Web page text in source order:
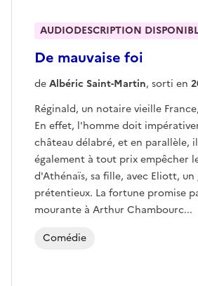
De mauvaise foi
AUDIODESCRIPTION
deAlbéric Saint-Martin, sorti en
Réginald, un notaire vieille
En effet, l'homme doit
château délabré, et en parallèle,
également à tout prix empêcher
d'Athénaïs, sa fille, avec Eliott,
prétentieux. La fortune promise
mourante à Arthur Chambourc...
Comédie